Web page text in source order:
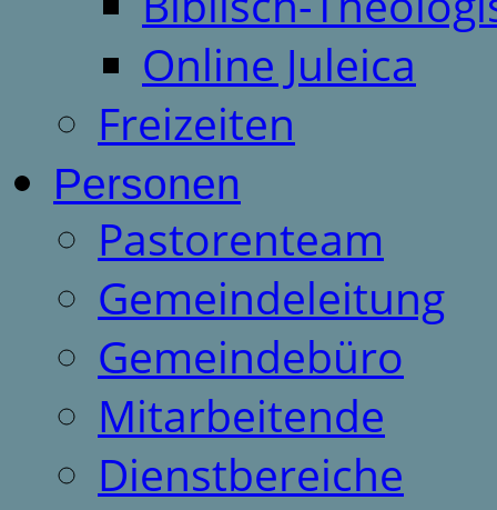
Online Juleica
Freizeiten
Personen
Pastorenteam
Gemeindeleitung
Gemeindebüro
Mitarbeitende
Dienstbereiche